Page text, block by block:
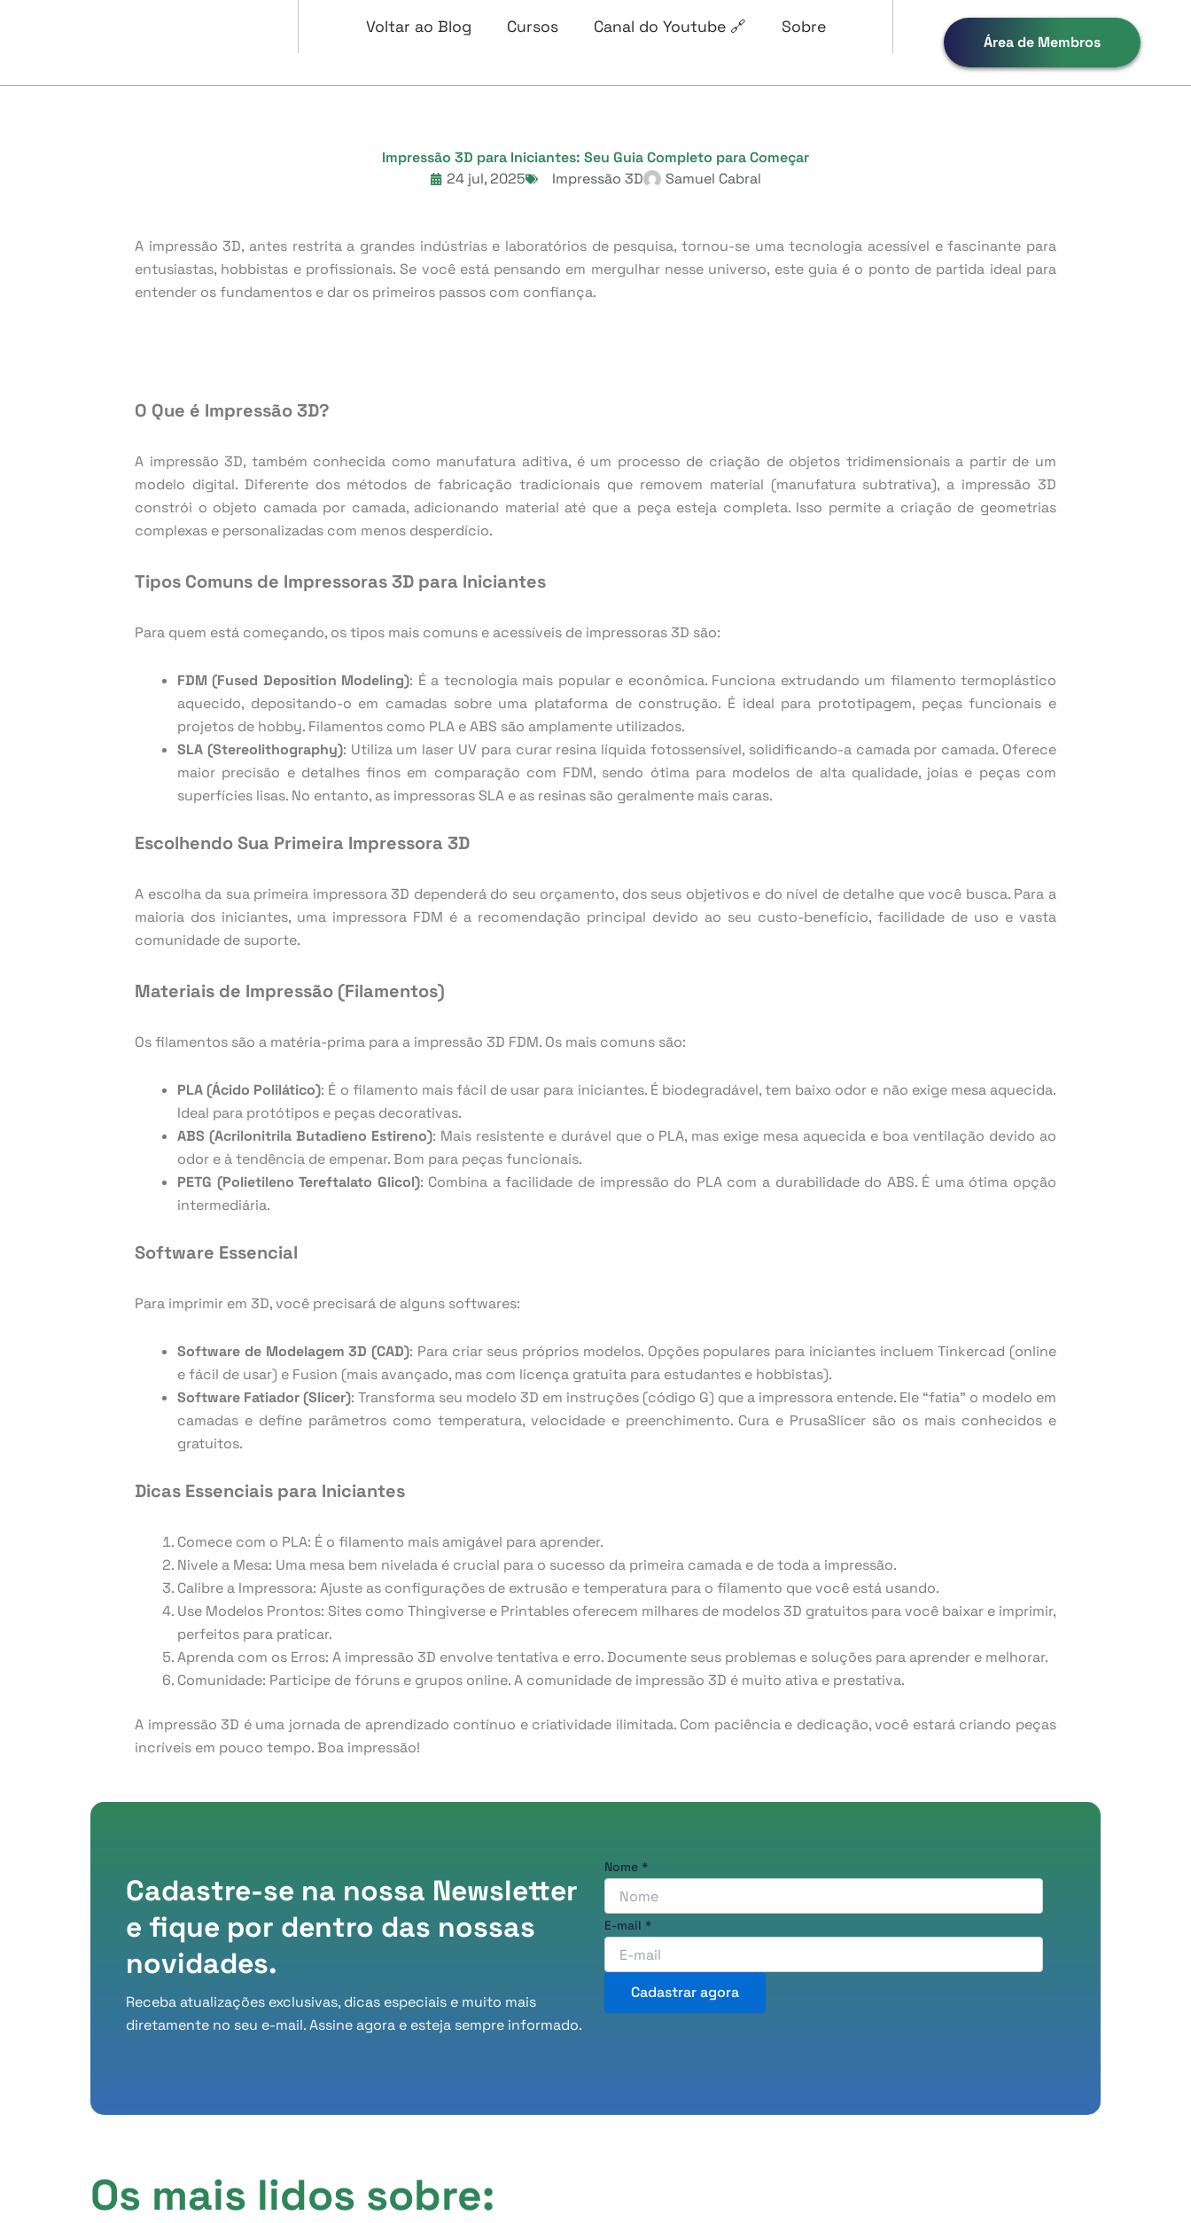
Voltar ao Blog Cursos Canal do Youtube 🔗 Sobre
Área de Membros
Impressão 3D para Iniciantes: Seu Guia Completo para Começar
24 jul, 2025
Impressão 3D Samuel Cabral
A impressão 3D, antes restrita a grandes indústrias e laboratórios de pesquisa, tornou-se uma tecnologia acessível e fascinante para
entusiastas, hobbistas e profissionais. Se você está pensando em mergulhar nesse universo, este guia é o ponto de partida ideal para
entender os fundamentos e dar os primeiros passos com confiança.
O Que é Impressão 3D?
A impressão 3D, também conhecida como manufatura aditiva, é um processo de criação de objetos tridimensionais a partir de um
modelo digital. Diferente dos métodos de fabricação tradicionais que removem material (manufatura subtrativa), a impressão 3D
constrói o objeto camada por camada, adicionando material até que a peça esteja completa. Isso permite a criação de geometrias
complexas e personalizadas com menos desperdício.
Tipos Comuns de Impressoras 3D para Iniciantes
Para quem está começando, os tipos mais comuns e acessíveis de impressoras 3D são:
FDM (Fused Deposition Modeling): É a tecnologia mais popular e econômica. Funciona extrudando um filamento termoplástico
aquecido, depositando-o em camadas sobre uma plataforma de construção. É ideal para prototipagem, peças funcionais e
projetos de hobby. Filamentos como PLA e ABS são amplamente utilizados.
SLA (Stereolithography): Utiliza um laser UV para curar resina líquida fotossensível, solidificando-a camada por camada. Oferece
maior precisão e detalhes finos em comparação com FDM, sendo ótima para modelos de alta qualidade, joias e peças com
superfícies lisas. No entanto, as impressoras SLA e as resinas são geralmente mais caras.
Escolhendo Sua Primeira Impressora 3D
A escolha da sua primeira impressora 3D dependerá do seu orçamento, dos seus objetivos e do nível de detalhe que você busca. Para a
maioria dos iniciantes, uma impressora FDM é a recomendação principal devido ao seu custo-benefício, facilidade de uso e vasta
comunidade de suporte.
Materiais de Impressão (Filamentos)
Os filamentos são a matéria-prima para a impressão 3D FDM. Os mais comuns são:
PLA (Ácido Polilático): É o filamento mais fácil de usar para iniciantes. É biodegradável, tem baixo odor e não exige mesa aquecida.
Ideal para protótipos e peças decorativas.
ABS (Acrilonitrila Butadieno Estireno): Mais resistente e durável que o PLA, mas exige mesa aquecida e boa ventilação devido ao
odor e à tendência de empenar. Bom para peças funcionais.
PETG (Polietileno Tereftalato Glicol): Combina a facilidade de impressão do PLA com a durabilidade do ABS. É uma ótima opção
intermediária.
Software Essencial
Para imprimir em 3D, você precisará de alguns softwares:
Software de Modelagem 3D (CAD): Para criar seus próprios modelos. Opções populares para iniciantes incluem Tinkercad (online
e fácil de usar) e Fusion (mais avançado, mas com licença gratuita para estudantes e hobbistas).
Software Fatiador (Slicer): Transforma seu modelo 3D em instruções (código G) que a impressora entende. Ele “fatia” o modelo em
camadas e define parâmetros como temperatura, velocidade e preenchimento. Cura e PrusaSlicer são os mais conhecidos e
gratuitos.
Dicas Essenciais para Iniciantes
Comece com o PLA: É o filamento mais amigável para aprender.
Nivele a Mesa: Uma mesa bem nivelada é crucial para o sucesso da primeira camada e de toda a impressão.
Calibre a Impressora: Ajuste as configurações de extrusão e temperatura para o filamento que você está usando.
Use Modelos Prontos: Sites como Thingiverse e Printables oferecem milhares de modelos 3D gratuitos para você baixar e imprimir,
perfeitos para praticar.
Aprenda com os Erros: A impressão 3D envolve tentativa e erro. Documente seus problemas e soluções para aprender e melhorar.
Comunidade: Participe de fóruns e grupos online. A comunidade de impressão 3D é muito ativa e prestativa.
A impressão 3D é uma jornada de aprendizado contínuo e criatividade ilimitada. Com paciência e dedicação, você estará criando peças
incríveis em pouco tempo. Boa impressão!
Cadastre-se na nossa Newsletter
e fique por dentro das nossas
novidades.
Receba atualizações exclusivas, dicas especiais e muito mais
diretamente no seu e-mail. Assine agora e esteja sempre informado.
Nome
mail
Nome *
E-mail *
Cadastrar agora
Os mais lidos sobre: